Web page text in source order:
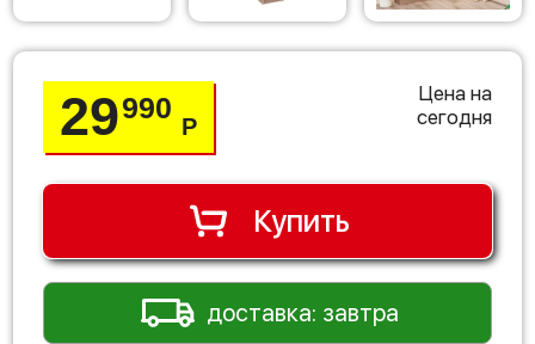
29990
Р
Цена на
сегодня
Купить
доставка: завтра